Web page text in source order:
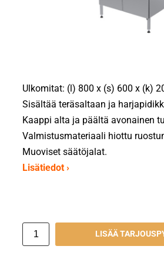
Ulkomitat: (l) 800 x (s) 600 x (k)
Sisältää teräsaltaan ja
Kaappi alta ja päältä avonainen
Valmistusmateriaali hiottu
Muoviset säätöjalat.
Lisätiedot ›
LISÄÄ